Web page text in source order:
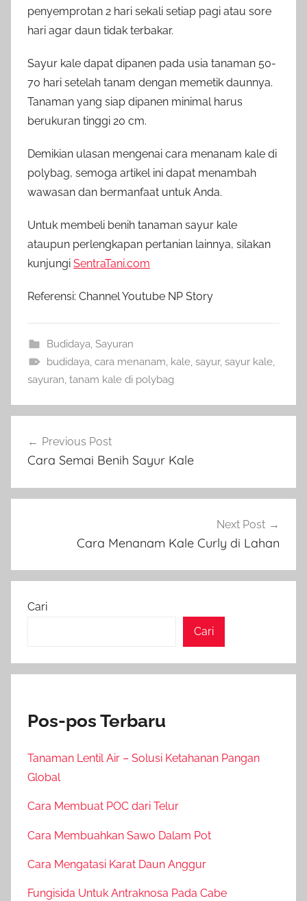
penyemprotan 2 hari sekali setiap pagi atau sore
hari agar daun tidak terbakar.
Sayur kale dapat dipanen pada usia tanaman 50-
70 hari setelah tanam dengan memetik daunnya.
Tanaman yang siap dipanen minimal harus
berukuran tinggi 20 cm.
Demikian ulasan mengenai cara menanam kale di
polybag, semoga artikel ini dapat menambah
wawasan dan bermanfaat untuk Anda.
Untuk membeli benih tanaman sayur kale
ataupun perlengkapan pertanian lainnya, silakan
kunjungi SentraTani.com
Referensi: Channel Youtube NP Story
Budidaya, Sayuran
budidaya, cara menanam, kale, sayur, sayur kale,
sayuran, tanam kale di polybag
pos
Previous Post
Cara Semai Benih Sayur Kale
Next Post
Cara Menanam Kale Curly di Lahan
Cari
Cari
Pos-pos Terbaru
Tanaman Lentil Air – Solusi Ketahanan Pangan
Global
Cara Membuat POC dari Telur
Cara Membuahkan Sawo Dalam Pot
Cara Mengatasi Karat Daun Anggur
Fungisida Untuk Antraknosa Pada Cabe